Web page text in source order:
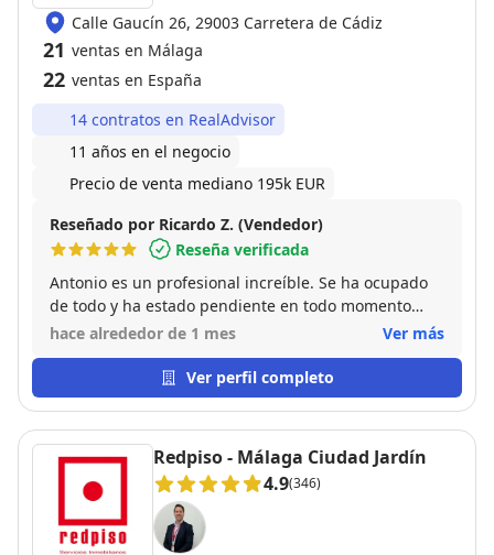
Calle Gaucín 26, 29003 Carretera de Cádiz
21 ventas en Málaga
22 ventas en España
14 contratos en RealAdvisor
11 años en el negocio
Precio de venta mediano 195k EUR
Reseñado por Ricardo Z. (Vendedor)
Reseña verificada
Antonio es un profesional increíble. Se ha ocupado
de todo y ha estado pendiente en todo momento
incluso de gestionar con la notaría toda la
un par de malentendidos. Súper recomendable. Mis
próximas transacciones contaré con el.
hace alrededor de 1 mes Ver más
Ver perfil completo
Redpiso - Málaga Ciudad Jardín
4.9(346)